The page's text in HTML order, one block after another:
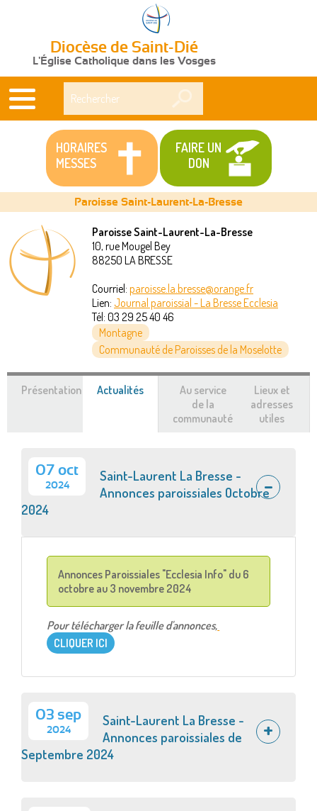
Diocèse de Saint-Dié
L'Église Catholique dans les Vosges
HORAIRES
MESSES
FAIRE UN
DON
Vous
êtes
Paroisse Saint-Laurent-La-Bresse
Paroisse Saint-Laurent-La-Bresse
10, rue Mougel Bey
88250 LA BRESSE
Courriel: paroisse.la.bresse@orange.fr
Lien: Journal paroissial - La Bresse Ecclesia
Tél: 03 29 25 40 46
Montagne
Communauté de Paroisses de la Moselotte
Présentation Actualités
Au service
de la
communauté
Lieux et
adresses
utiles
07 oct
2024
Saint-Laurent La Bresse -
Annonces paroissiales Octobre
2024
Annonces Paroissiales "Ecclesia Info" du 6
octobre au 3 novembre 2024
Pour télécharger la feuille d'annonces,
CLIQUER ICI
03 sep
2024
Saint-Laurent La Bresse -
Annonces paroissiales de
Septembre 2024